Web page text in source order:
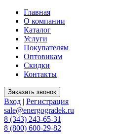
Главная
О компании
Каталог
Услуги
Покупателям
Оптовикам
Скидки
Контакты
Вход | Регистрация
sale@energogradek.ru
8 (343) 243-65-31
8 (800) 600-29-82